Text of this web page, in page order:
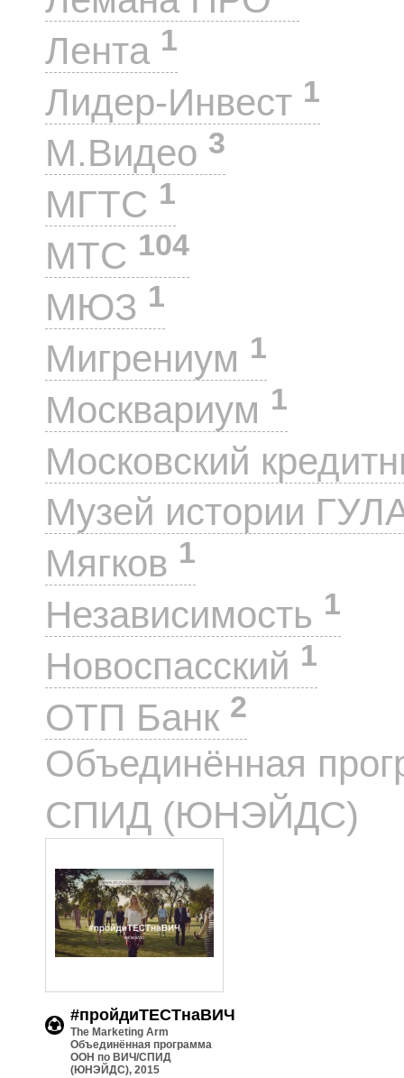
Лента 1
Лидер-Инвест 1
М.Видео 3
МГТС 1
МТС 104
МЮЗ 1
Мигрениум 1
Москвариум 1
Московский
Музей истории
Мягков 1
Независимость 1
Новоспасский 1
ОТП Банк 2
Объединённая
СПИД (ЮНЭЙДС)
#пройдиТЕСТнаВИЧ
The Marketing Arm
Объединённая программа
ООН по ВИЧ/СПИД
(ЮНЭЙДС), 2015